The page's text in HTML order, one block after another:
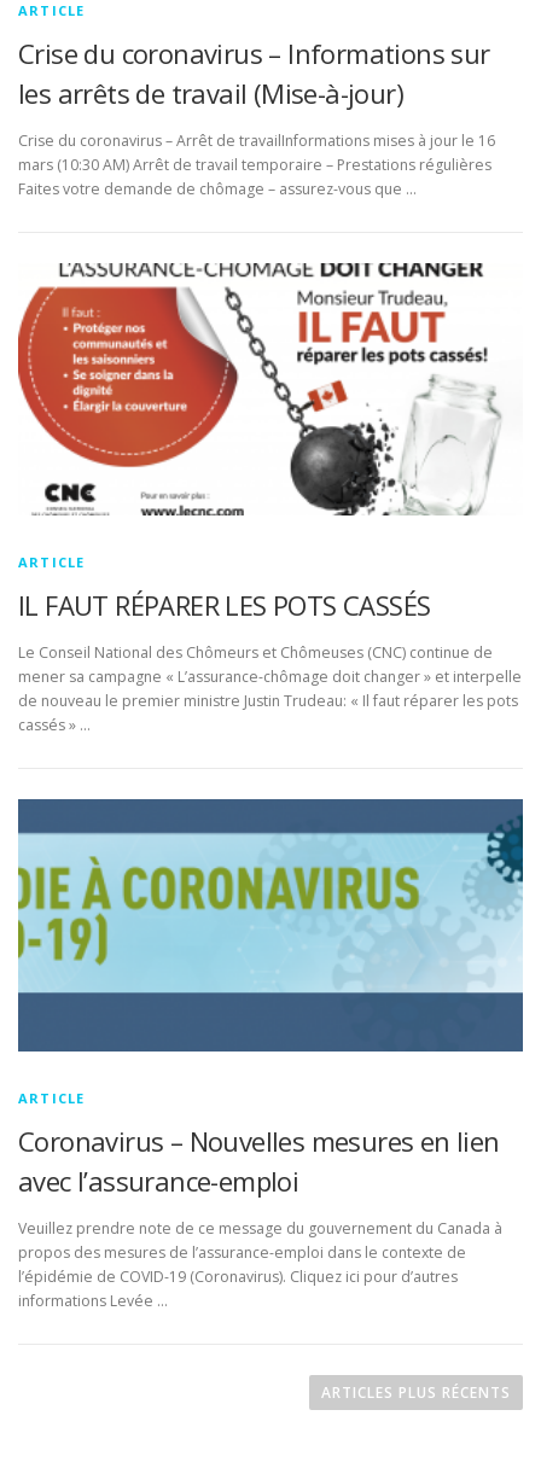
ARTICLE
Crise du coronavirus – Informations sur
les arrêts de travail (Mise-à-jour)
Crise du coronavirus – Arrêt de travailInformations mises à jour le 16
mars (10:30 AM) Arrêt de travail temporaire – Prestations régulières
Faites votre demande de chômage – assurez-vous que …
ARTICLE
IL FAUT RÉPARER LES POTS CASSÉS
Le Conseil National des Chômeurs et Chômeuses (CNC) continue de
mener sa campagne « L’assurance-chômage doit changer » et interpelle
de nouveau le premier ministre Justin Trudeau: « Il faut réparer les pots
cassés » …
ARTICLE
Coronavirus – Nouvelles mesures en lien
avec l’assurance-emploi
Veuillez prendre note de ce message du gouvernement du Canada à
propos des mesures de l’assurance-emploi dans le contexte de
l’épidémie de COVID-19 (Coronavirus). Cliquez ici pour d’autres
informations Levée …
ARTICLES PLUS RÉCENTS